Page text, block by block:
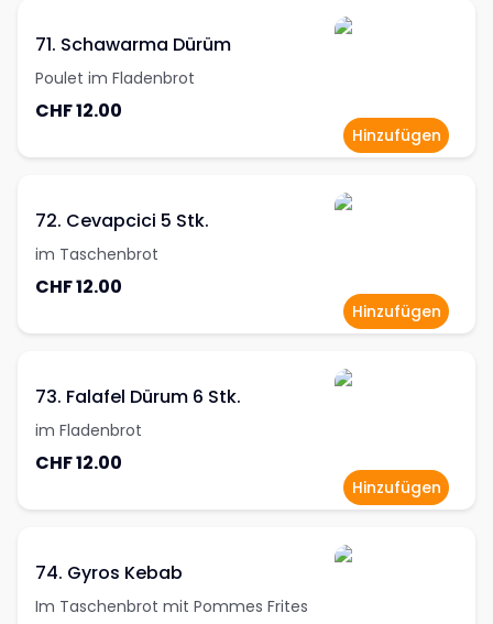
71. Schawarma Dürüm
Poulet im Fladenbrot
CHF 12.00
Hinzufügen
72. Cevapcici 5 Stk.
im Taschenbrot
CHF 12.00
Hinzufügen
73. Falafel Dürum 6 Stk.
im Fladenbrot
CHF 12.00
Hinzufügen
74. Gyros Kebab
Im Taschenbrot mit Pommes Frites